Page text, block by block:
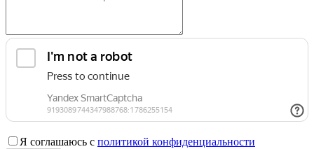
Я соглашаюсь с политикой конфиденциальности